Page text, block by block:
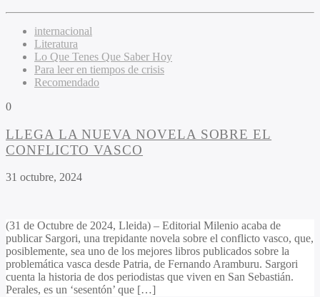
internacional
Literatura
Lo Que Tenes Que Saber Hoy
Para leer en tiempos de crisis
Recomendado
0
LLEGA LA NUEVA NOVELA SOBRE EL
CONFLICTO VASCO
31 octubre, 2024
(31 de Octubre de 2024, Lleida) – Editorial Milenio acaba de
publicar Sargori, una trepidante novela sobre el conflicto vasco, que,
posiblemente, sea uno de los mejores libros publicados sobre la
problemática vasca desde Patria, de Fernando Aramburu. Sargori
cuenta la historia de dos periodistas que viven en San Sebastián.
Perales, es un ‘sesentón’ que […]